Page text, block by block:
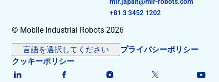
+81 3 3452 1202
© Mobile Industrial Robots 2026
言語を選択してください
プライバシーポリシー
クッキーポリシー